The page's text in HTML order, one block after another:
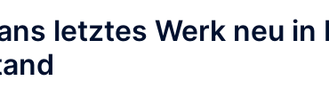
letztes Werk neu